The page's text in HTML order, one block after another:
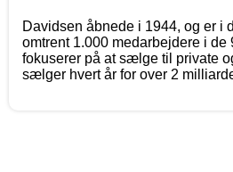
Davidsen åbnede i 1944, og er i
omtrent 1.000 medarbejdere i de
fokuserer på at sælge til private
sælger hvert år for over 2